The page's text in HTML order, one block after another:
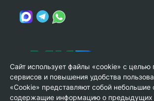
Сайт использует файлы «cookie» с целью
сервисов и повышения удобства
«Cookie» представляют собой небольшие
содержащие информацию о предыдущих